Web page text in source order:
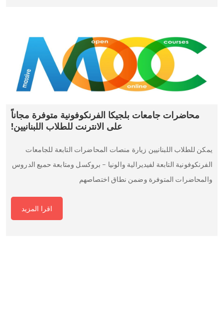
محاضرات جامعات بلجيكا الفرنكوفونية متوفرة مجاناً
على الانترنت للطلاب اللبنانيين!
يمكن للطلاب اللبنانيين زيارة منصات المحاضرات التابعة للجامعات
الفرنكوفونية التابعة لفيديرالية والونيا – بروكسل ومتابعة حميع الدروس
والمحاضرات المتوفرة وضمن نطاق اختصاصهم
اقرا المزيد